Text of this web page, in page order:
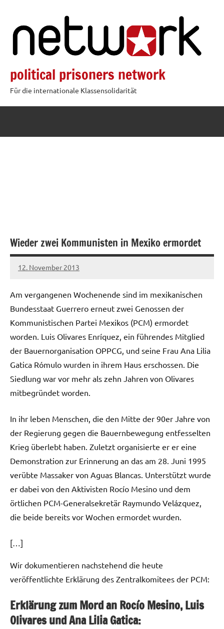
springen
political prisoners network
Für die internationale Klassensolidarität
Wieder zwei Kommunisten in Mexiko ermordet
12. November 2013
admin
Am vergangenen Wochenende sind im mexikanischen
Bundesstaat Guerrero erneut zwei Genossen der
Kommunistischen Partei Mexikos (PCM) ermordet
worden. Luis Olivares Enríquez, ein führendes Mitglied
der Bauernorganisation OPPCG, und seine Frau Ana Lilia
Gatica Rómulo wurden in ihrem Haus erschossen. Die
Siedlung war vor mehr als zehn Jahren von Olivares
mitbegründet worden.
In ihr leben Menschen, die den Mitte der 90er Jahre von
der Regierung gegen die Bauernbewegung entfesselten
Krieg überlebt haben. Zuletzt organisierte er er eine
Demonstration zur Erinnerung an das am 28. Juni 1995
verübte Massaker von Aguas Blancas. Unterstützt wurde
er dabei von den Aktivisten Rocío Mesino und dem
örtlichen PCM-Generalsekretär Raymundo Velázquez,
die beide bereits vor Wochen ermordet wurden.
[…]
Wir dokumentieren nachstehend die heute
veröffentlichte Erklärung des Zentralkomitees der PCM:
Erklärung zum Mord an Rocío Mesino, Luis
Olivares und Ana Lilia Gatica: